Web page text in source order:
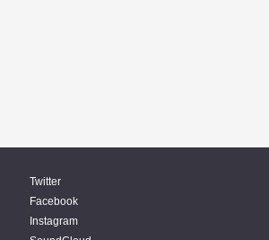
Twitter
Facebook
Instagram